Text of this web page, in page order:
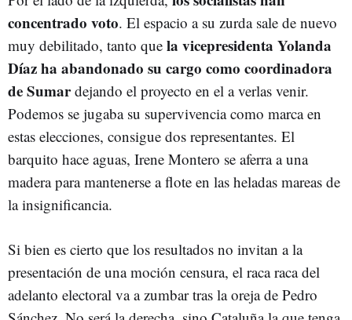
concentrado voto. El espacio a su zurda sale de nuevo
muy debilitado, tanto que la vicepresidenta Yolanda
Díaz ha abandonado su cargo como coordinadora
de Sumardejando el proyecto en el a verlas venir.
Podemos se jugaba su supervivencia como marca en
estas elecciones, consigue dos representantes. El
barquito hace aguas, Irene Montero se aferra a una
madera para mantenerse a flote en las heladas mareas de
la insignificancia.
Si bien es cierto que los resultados no invitan a la
presentación de una moción censura, el raca raca del
adelanto electoral va a zumbar tras la oreja de Pedro